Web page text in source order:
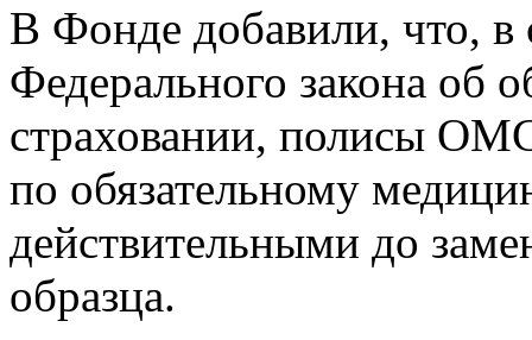
В Фонде добавили, что, в
Федерального закона об
страховании, полисы
по обязательному
действительными до
образца.